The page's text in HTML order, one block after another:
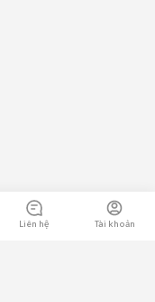
Liên hệ Tài khoản